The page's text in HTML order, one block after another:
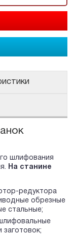
шлифования
На станине
редуктора
обрезные
стальные;
заготовок;